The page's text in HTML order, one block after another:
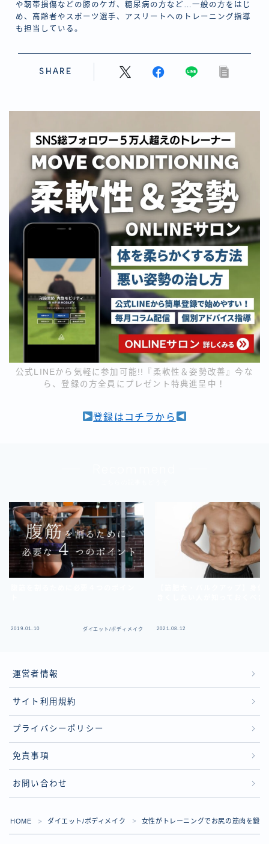
や靭帯損傷などの膝のケガ、糖尿病の方など…一般の方をはじ
め、高齢者やスポーツ選手、アスリートへのトレーニング指導
も担当している。
SHARE
公式LINEから気軽に参加可能!!『柔軟性＆姿勢改善』今な
ら、登録の方全員にプレゼント特典進呈中！
登録はコチラから
2019.01.10 ダイエット/ボディメイク 2021.08.12
運営者情報
サイト利用規約
プライバシーポリシー
免責事項
お問い合わせ
HOME ＞ ダイエット/ボディメイク ＞ 女性がトレーニングでお尻の筋肉を鍛え